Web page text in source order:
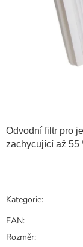
Odvodní filtr pro
zachycující až 55
Kategorie:
EAN:
Rozměr: